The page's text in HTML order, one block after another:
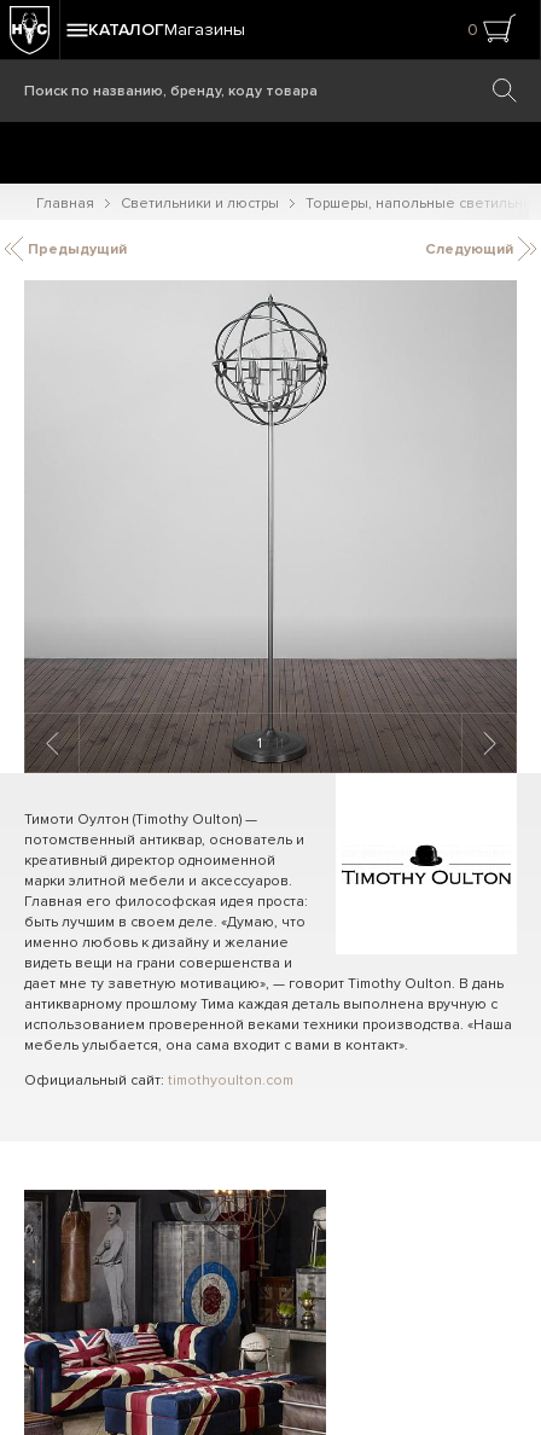
КАТАЛОГМагазины 0
Главная Светильники и люстры Торшеры, напольные
Предыдущий Следующий
1 / 11
Тимоти Оултон (Timothy Oulton) —
потомственный антиквар, основатель и
креативный директор одноименной
марки элитной мебели и аксессуаров.
Главная его философская идея проста:
быть лучшим в своем деле. «Думаю, что
именно любовь к дизайну и желание
видеть вещи на грани совершенства и
дает мне ту заветную мотивацию», — говорит Timothy Oulton. В дань
антикварному прошлому Тима каждая деталь выполнена вручную с
использованием проверенной веками техники производства. «Наша
мебель улыбается, она сама входит с вами в контакт».
Официальный сайт: timothyoulton.com